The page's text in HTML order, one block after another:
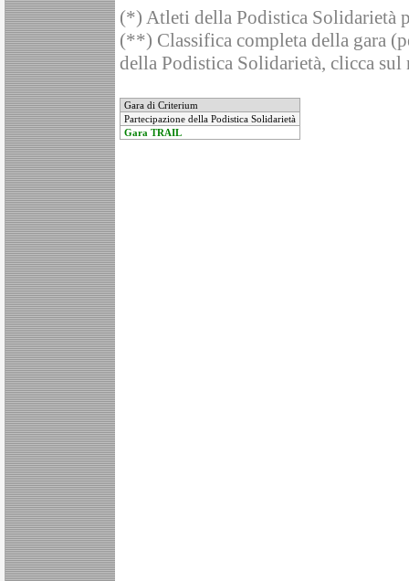
(*) Atleti della Podistica Solidarietà
(**) Classifica completa della gara
della Podistica Solidarietà, clicca sul
Gara di Criterium
Partecipazione della Podistica Solidarietà
Gara TRAIL